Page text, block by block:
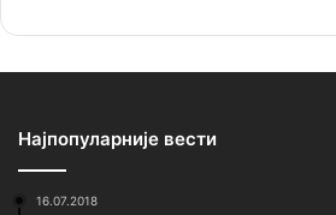
Најпопуларније вести
16.07.2018